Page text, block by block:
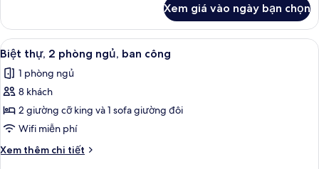
ban
công
Biệt
thự,
2
phòng
ngủ,
ban
Xem giá vào ngày bạn chọn
Xem
tất
cả
ảnh
Biệt
thự,
2
phòng
TV màn hình phẳng, đầu đĩa DVD,
7
Biệt thự, 2 phòng ngủ, ban công
1 phòng ngủ
8 khách
2 giường cỡ king và 1 sofa giường đôi
Wifi miễn phí
Xem thêm chi tiết
Chi